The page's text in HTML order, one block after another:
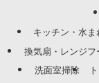
キッチン・水
換気扇・レンジフ
洗面室掃除